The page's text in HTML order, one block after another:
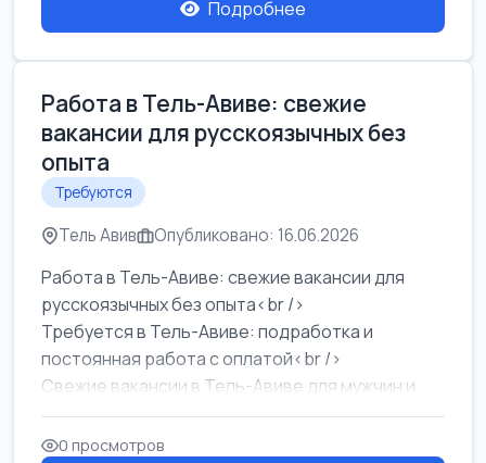
Подробнее
Работа в Тель-Авиве: свежие
вакансии для русскоязычных без
опыта
Требуются
Тель Авив Опубликовано: 16.06.2026
Работа в Тель-Авиве: свежие вакансии для
русскоязычных без опыта<br />
Требуется в Тель-Авиве: подработка и
постоянная работа с оплатой<br />
Свежие вакансии в Тель-Авиве для мужчин и
женщин от хозя...
0 просмотров